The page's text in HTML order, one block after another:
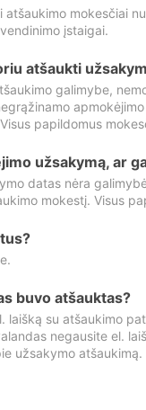
mokesčiai
įstaigai.
atšaukti
galimybe,
papildomus
užsakymą, ar
datas nėra
mokestį. Visus
buvo atšauktas?
laišką su atšaukimo
negausite el.
užsakymo atšaukimą.